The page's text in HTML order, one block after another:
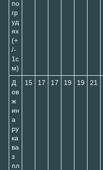
по
гр
уд
ях
(+
/-
1с
м)
Д
ов
ж
ин
а
ру
ка
ва
з
пл
15 17 17 19 19 21